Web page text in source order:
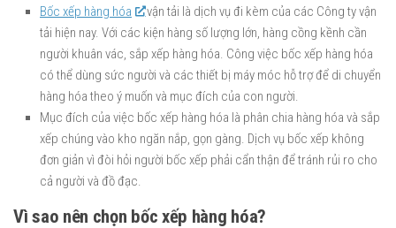
Bốc xếp hàng hóa
vận tải là dịch vụ đi kèm của các Công ty vận
tải hiện nay. Với các kiện hàng số lượng lớn, hàng cồng kềnh cần
người khuân vác, sắp xếp hàng hóa. Công việc bốc xếp hàng hóa
có thể dùng sức người và các thiết bị máy móc hỗ trợ để di chuyển
hàng hóa theo ý muốn và mục đích của con người.
Mục đích của việc bốc xếp hàng hóa là phân chia hàng hóa và sắp
xếp chúng vào kho ngăn nắp, gọn gàng. Dịch vụ bốc xếp không
đơn giản vì đòi hỏi người bốc xếp phải cẩn thận để tránh rủi ro cho
cả người và đồ đạc.
Vì sao nên chọn bốc xếp hàng hóa?